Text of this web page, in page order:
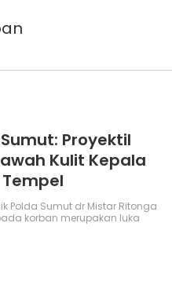
Proyektil
Kulit Kepala
Polda Sumut dr Mistar Ritonga
korban merupakan luka